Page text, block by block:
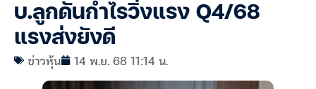
บ.ลูกดันกำไรวิ่งแรง Q4/68
แรงส่งยังดี
ข่าวหุ้น 14 พ.ย. 68 11:14 น.